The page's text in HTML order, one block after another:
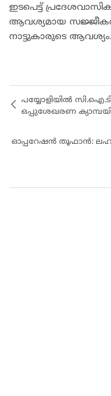
ഇടപെട്ട്
ആവശ്യമായ
നാട്ടുകാരുടെ ആവശ്യം.
പയ്യോളിയിൽ
ഒപ്പുശേഖരണ
ഓപ്പറേഷൻ തൂഫാൻ: